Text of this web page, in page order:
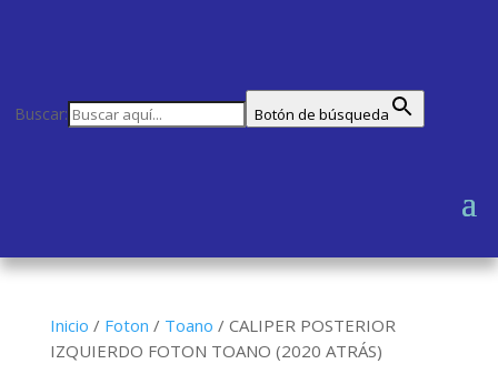
Buscar: Botón de búsqueda
Inicio / Foton / Toano / CALIPER POSTERIOR
IZQUIERDO FOTON TOANO (2020 ATRÁS)